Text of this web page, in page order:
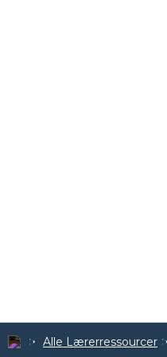
Alle Lærerressourcer